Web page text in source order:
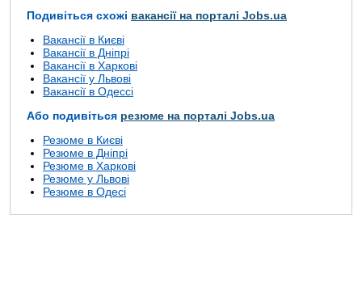
Подивіться схожі вакансії на порталі Jobs.ua
Вакансії в Києві
Вакансії в Дніпрі
Вакансії в Харкові
Вакансії у Львові
Вакансії в Одессі
Або подивіться резюме на порталі Jobs.ua
Резюме в Києві
Резюме в Дніпрі
Резюме в Харкові
Резюме у Львові
Резюме в Одесі